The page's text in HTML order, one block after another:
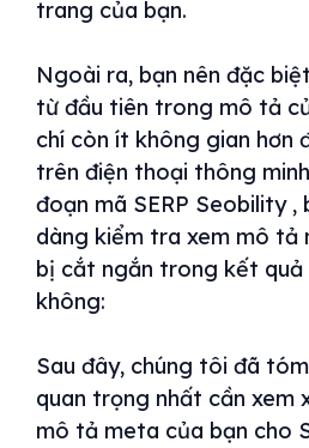
trang của bạn.
Ngoài ra, bạn nên đặc
từ đầu tiên trong mô tả
chí còn ít không gian hơn
trên điện thoại thông
đoạn mã SERP Seobility ,
dàng kiểm tra xem mô tả
bị cắt ngắn trong kết quả
không:
Sau đây, chúng tôi đã
quan trọng nhất cần xem
mô tả meta của bạn cho